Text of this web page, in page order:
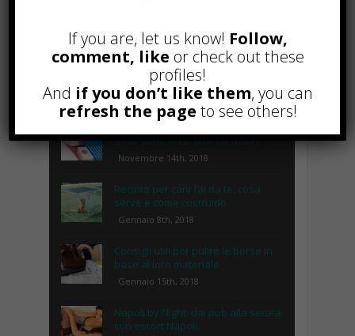
POPOLARI
quali sono le controindicazioni
Novembre 14th, 2018
Recinto per cani fai da te, cosa
serve e come costruirlo
Gennaio 8th, 2018
Consigli utili per pulire le borse in
base al loro materiale
Gennaio 15th, 2018
Napoli by Night: dai pub alla serata
con escort Napoli.
If you are, let us know! Follow,
comment, like or check out these
profiles!
And if you don’t like them, you can
refresh the page to see others!